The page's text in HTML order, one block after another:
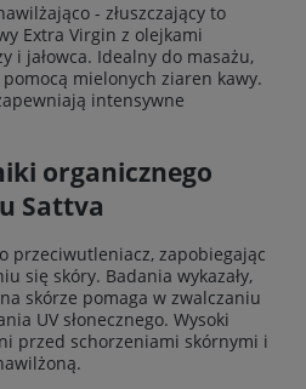
- złuszczający to
Extra Virgin z olejkami
i jałowca. Idealny do masażu,
mielonych ziaren kawy.
intensywne
organicznego
Sattva
przeciwutleniacz, zapobiegając
się skóry. Badania wykazały,
skórze pomaga w zwalczaniu
UV słonecznego. Wysoki
przed schorzeniami skórnymi i